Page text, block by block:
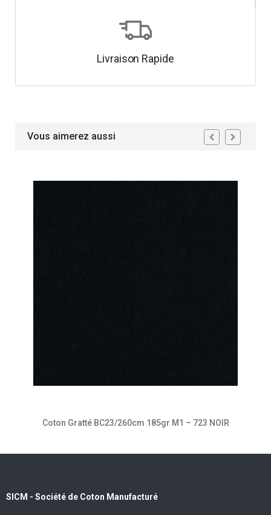
Livraison Rapide
Vous aimerez aussi
Coton Gratté BC23/260cm 185gr M1 – 723 NOIR
SICM - Société de Coton Manufacturé